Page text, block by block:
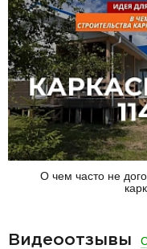
О чем часто не
Видеоотзывы